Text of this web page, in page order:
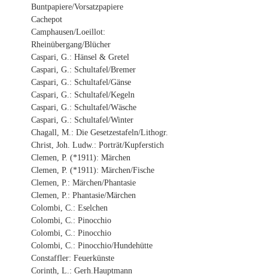
Buntpapiere/Vorsatzpapiere
Cachepot
Camphausen/Loeillot:
Rheinübergang/Blücher
Caspari, G.: Hänsel & Gretel
Caspari, G.: Schultafel/Bremer
Caspari, G.: Schultafel/Gänse
Caspari, G.: Schultafel/Kegeln
Caspari, G.: Schultafel/Wäsche
Caspari, G.: Schultafel/Winter
Chagall, M.: Die Gesetzestafeln/Lithogr.
Christ, Joh. Ludw.: Porträt/Kupferstich
Clemen, P. (*1911): Märchen
Clemen, P. (*1911): Märchen/Fische
Clemen, P.: Märchen/Phantasie
Clemen, P.: Phantasie/Märchen
Colombi, C.: Eselchen
Colombi, C.: Pinocchio
Colombi, C.: Pinocchio
Colombi, C.: Pinocchio/Hundehütte
Constaffler: Feuerkünste
Corinth, L.: Gerh.Hauptmann